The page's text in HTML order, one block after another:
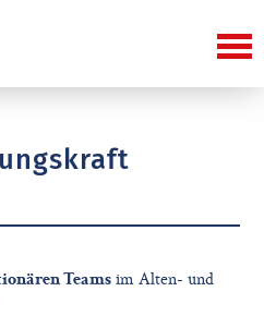
Teams im Alten- und